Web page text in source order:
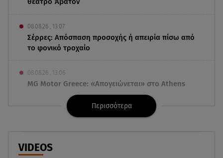
08.08.26 , 13:07
Σέρρες: Απόσπαση προσοχής ή απειρία πίσω από
το φονικό τροχαίο
08.08.26 , 13:06
MG Motor Greece: «Απογειώνεται» στο Athens
Flying Week 2026
Κρήτη: Η Αστυνομία διαψεύδει την απόπειρα
Περισσότερα
VIDEOS